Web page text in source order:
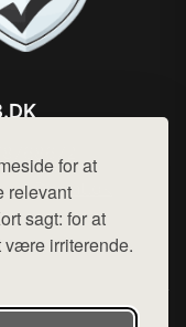
for at
relevant
sagt: for at
være irriterende.
hej@want.dk
og privatlivspolitik